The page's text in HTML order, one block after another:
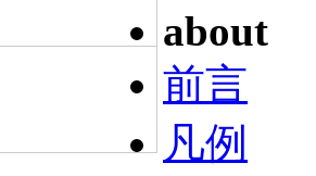
about
前言
凡例